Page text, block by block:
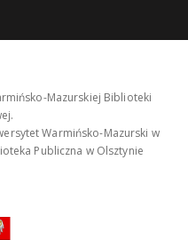
Mazurskiej Biblioteki
Warmińsko-Mazurski w
Publiczna w Olsztynie